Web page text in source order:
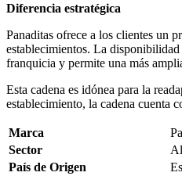
Diferencia estratégica
Panaditas ofrece a los clientes un
establecimientos. La
franquicia y permite una más
Esta cadena es idónea para la
establecimiento, la cadena cuenta
Marca
Sector
País de Origen